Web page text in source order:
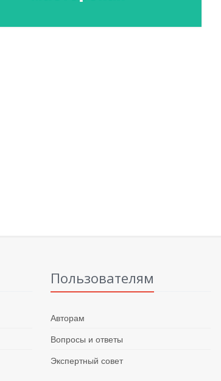
Пользователям
Авторам
Вопросы и ответы
Экспертный совет